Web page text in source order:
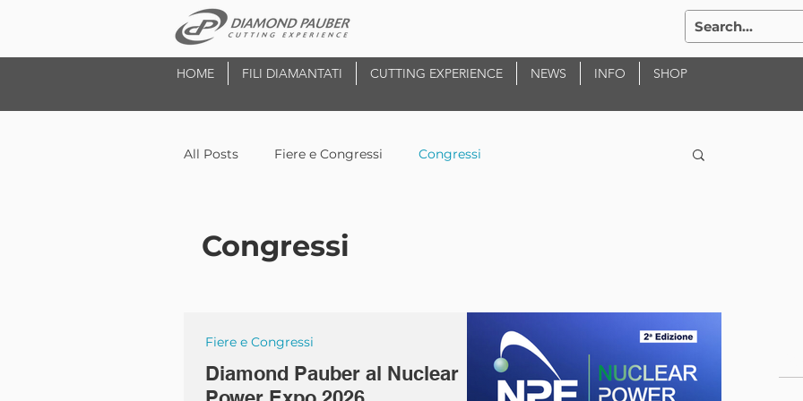
HOME FILI DIAMANTATI CUTTING EXPERIENCE NEWS INFO SHOP
All Posts Fiere e Congressi Congressi
Congressi
Diamond Pauber al Nuclear
Fiere e Congressi